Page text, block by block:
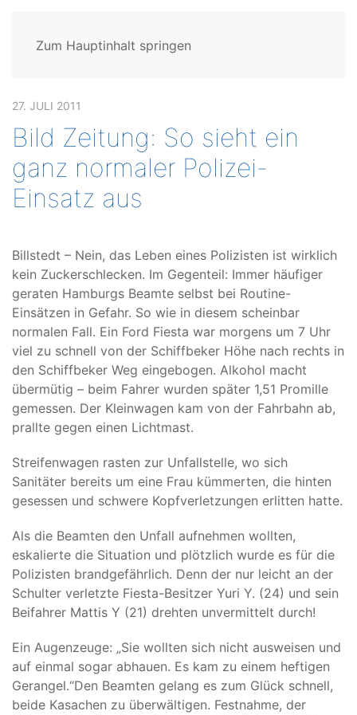
Zum Hauptinhalt springen
27. JULI 2011
Bild Zeitung: So sieht ein
ganz normaler Polizei-
Einsatz aus
Billstedt – Nein, das Leben eines Polizisten ist wirklich
kein Zuckerschlecken. Im Gegenteil: Immer häufiger
geraten Hamburgs Beamte selbst bei Routine-
Einsätzen in Gefahr. So wie in diesem scheinbar
normalen Fall. Ein Ford Fiesta war morgens um 7 Uhr
viel zu schnell von der Schiffbeker Höhe nach rechts in
den Schiffbeker Weg eingebogen. Alkohol macht
übermütig – beim Fahrer wurden später 1,51 Promille
gemessen. Der Kleinwagen kam von der Fahrbahn ab,
prallte gegen einen Lichtmast.
Streifenwagen rasten zur Unfallstelle, wo sich
Sanitäter bereits um eine Frau kümmerten, die hinten
gesessen und schwere Kopfverletzungen erlitten hatte.
Als die Beamten den Unfall aufnehmen wollten,
eskalierte die Situation und plötzlich wurde es für die
Polizisten brandgefährlich. Denn der nur leicht an der
Schulter verletzte Fiesta-Besitzer Yuri Y. (24) und sein
Beifahrer Mattis Y (21) drehten unvermittelt durch!
Ein Augenzeuge: „Sie wollten sich nicht ausweisen und
auf einmal sogar abhauen. Es kam zu einem heftigen
Gerangel.“Den Beamten gelang es zum Glück schnell,
beide Kasachen zu überwältigen. Festnahme, der